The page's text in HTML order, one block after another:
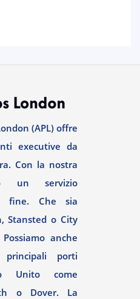
(APL) offre
executive da
Con la nostra
un servizio
fine. Che sia
Stansted o City
anche
porti
Unito come
o Dover. La